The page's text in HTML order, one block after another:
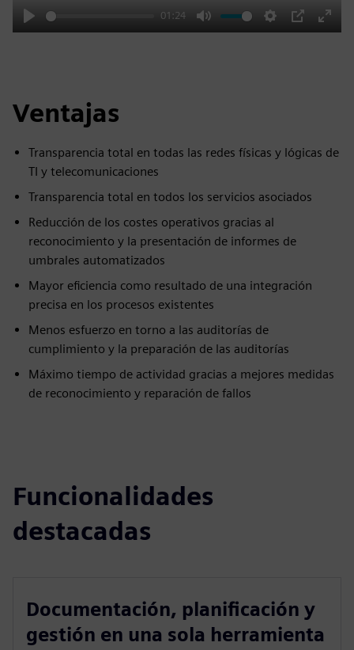
Play
01:24
Mute Settings
PIP
Enter
Ventajas
Transparencia total en todas las redes físicas y lógicas de
TI y telecomunicaciones
Transparencia total en todos los servicios asociados
Reducción de los costes operativos gracias al
reconocimiento y la presentación de informes de
umbrales automatizados
Mayor eficiencia como resultado de una integración
precisa en los procesos existentes
Menos esfuerzo en torno a las auditorías de
cumplimiento y la preparación de las auditorías
Máximo tiempo de actividad gracias a mejores medidas
de reconocimiento y reparación de fallos
Funcionalidades
destacadas
Documentación, planificación y
gestión en una sola herramienta